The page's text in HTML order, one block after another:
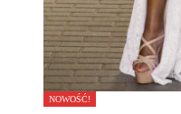
NOWOŚĆ!